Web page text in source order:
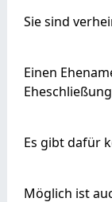
Sie sind
Einen
Es gibt dafür
Möglich ist